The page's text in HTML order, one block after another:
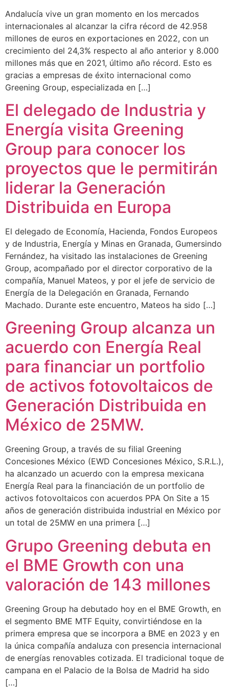
Andalucía vive un gran momento en los mercados
internacionales al alcanzar la cifra récord de 42.958
millones de euros en exportaciones en 2022, con un
crecimiento del 24,3% respecto al año anterior y 8.000
millones más que en 2021, último año récord. Esto es
gracias a empresas de éxito internacional como
Greening Group, especializada en […]
El delegado de Industria y
Energía visita Greening
Group para conocer los
proyectos que le permitirán
liderar la Generación
Distribuida en Europa
El delegado de Economía, Hacienda, Fondos Europeos
y de Industria, Energía y Minas en Granada, Gumersindo
Fernández, ha visitado las instalaciones de Greening
Group, acompañado por el director corporativo de la
compañía, Manuel Mateos, y por el jefe de servicio de
Energía de la Delegación en Granada, Fernando
Machado. Durante este encuentro, Mateos ha sido […]
Greening Group alcanza un
acuerdo con Energía Real
para financiar un portfolio
de activos fotovoltaicos de
Generación Distribuida en
México de 25MW.
Greening Group, a través de su filial Greening
Concesiones México (EWD Concesiones México, S.R.L.),
ha alcanzado un acuerdo con la empresa mexicana
Energía Real para la financiación de un portfolio de
activos fotovoltaicos con acuerdos PPA On Site a 15
años de generación distribuida industrial en México por
un total de 25MW en una primera […]
Grupo Greening debuta en
el BME Growth con una
valoración de 143 millones
Greening Group ha debutado hoy en el BME Growth, en
el segmento BME MTF Equity, convirtiéndose en la
primera empresa que se incorpora a BME en 2023 y en
la única compañía andaluza con presencia internacional
de energías renovables cotizada. El tradicional toque de
campana en el Palacio de la Bolsa de Madrid ha sido
[…]